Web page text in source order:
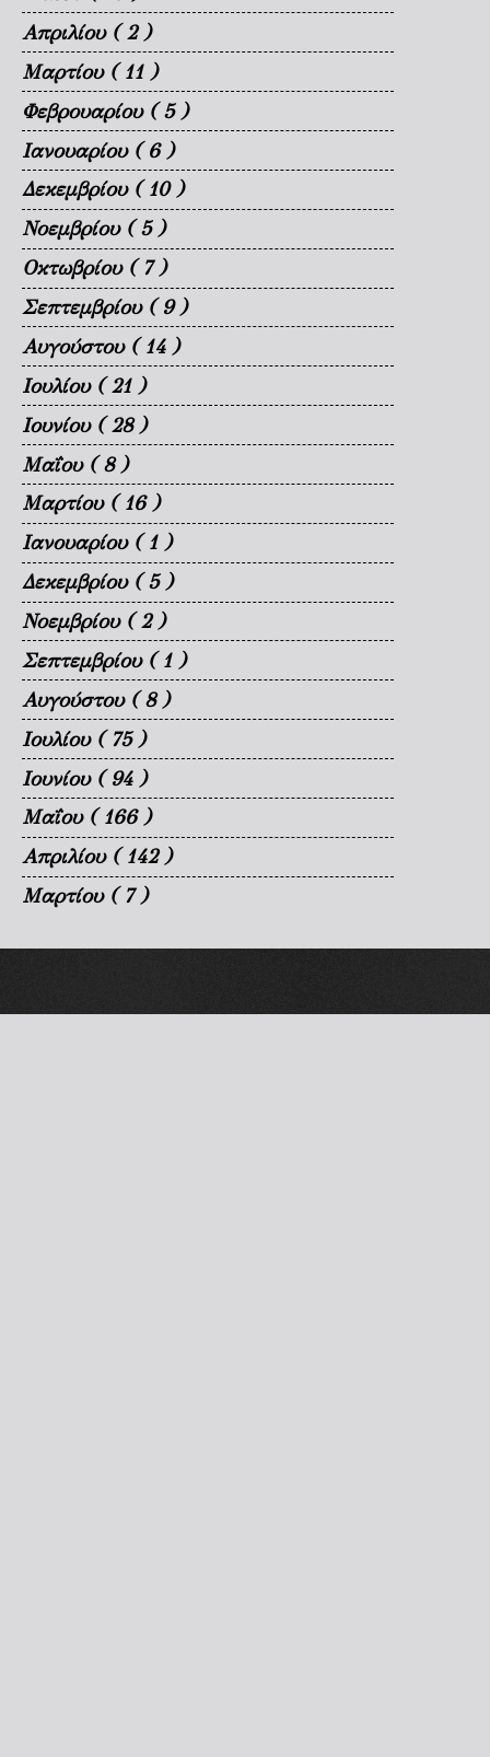
Απριλίου ( 2 )
Μαρτίου ( 11 )
Φεβρουαρίου ( 5 )
Ιανουαρίου ( 6 )
Δεκεμβρίου ( 10 )
Νοεμβρίου ( 5 )
Οκτωβρίου ( 7 )
Σεπτεμβρίου ( 9 )
Αυγούστου ( 14 )
Ιουλίου ( 21 )
Ιουνίου ( 28 )
Μαΐου ( 8 )
Μαρτίου ( 16 )
Ιανουαρίου ( 1 )
Δεκεμβρίου ( 5 )
Νοεμβρίου ( 2 )
Σεπτεμβρίου ( 1 )
Αυγούστου ( 8 )
Ιουλίου ( 75 )
Ιουνίου ( 94 )
Μαΐου ( 166 )
Απριλίου ( 142 )
Μαρτίου ( 7 )